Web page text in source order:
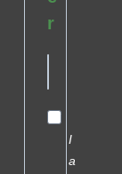
r
I
a